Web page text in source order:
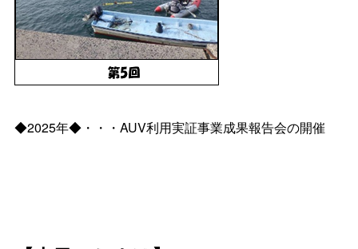
◆2025年◆・・・AUV利用実証事業成果報告会の開催